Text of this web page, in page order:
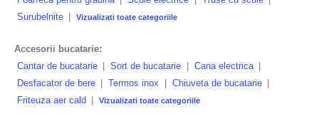
Surubelnite
Vizualizati toate categoriile
Accesorii bucatarie:
Cantar de bucatarie
Sort de bucatarie Cana electrica
Desfacator de bere
Termos inox Chiuveta de bucatarie
Friteuza aer cald
Vizualizati toate categoriile